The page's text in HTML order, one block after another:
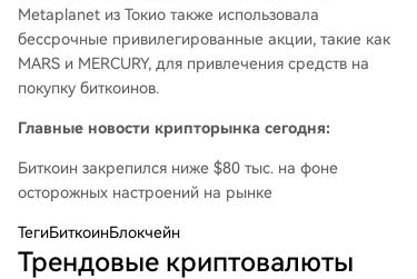
Metaplanet из Токио также использовала
бессрочные привилегированные акции, такие как
MARS и MERCURY, для привлечения средств на
покупку биткоинов.
Главные новости крипторынка сегодня:
Биткоин закрепился ниже $80 тыс. на фоне
осторожных настроений на рынке
ТегиБиткоинБлокчейн
Трендовые криптовалюты